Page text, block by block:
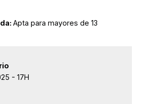
Apta para mayores de 13
- 17H